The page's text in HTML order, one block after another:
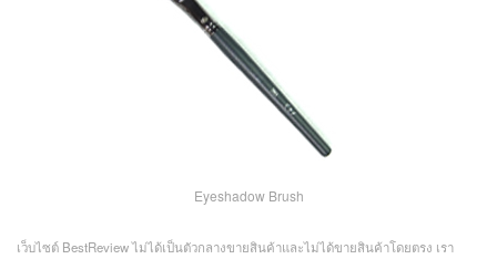
Eyeshadow Brush
เว็บไซต์ BestReview ไม่ได้เป็นตัวกลางขายสินค้าและไม่ได้ขายสินค้าโดยตรง เรา